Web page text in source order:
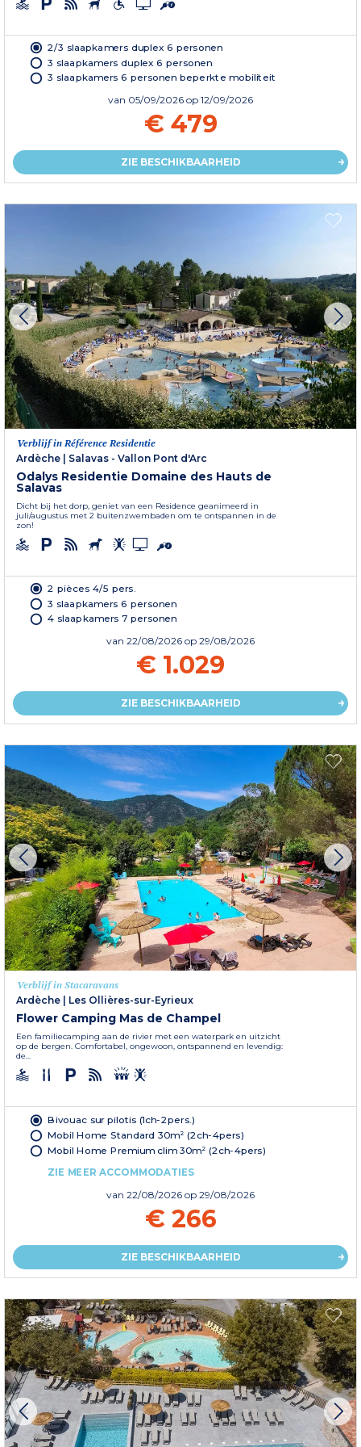
2/3 slaapkamers duplex 6 personen
3 slaapkamers duplex 6 personen
3 slaapkamers 6 personen beperkte mobiliteit
van 05/09/2026 op 12/09/2026
€ 479
ZIE BESCHIKBAARHEID
Verblijf in Référence Residentie
Ardèche
Salavas - Vallon Pont d'Arc
Odalys Residentie Domaine des Hauts de
Salavas
Dicht bij het dorp, geniet van een Residence geanimeerd in
juli/augustus met 2 buitenzwembaden om te ontspannen in de
zon!
2 pièces 4/5 pers.
3 slaapkamers 6 personen
4 slaapkamers 7 personen
van 22/08/2026 op 29/08/2026
€ 1.029
ZIE BESCHIKBAARHEID
Verblijf in Stacaravans
Ardèche | Les Ollières-sur-Eyrieux
Flower Camping Mas de Champel
Een familiecamping aan de rivier met een waterpark en uitzicht
op de bergen. Comfortabel, ongewoon, ontspannend en levendig:
de...
Bivouac sur pilotis (1ch-2pers.)
Mobil Home Standard 30m² (2ch-4pers)
Mobil Home Premium clim 30m² (2ch-4pers)
ZIE MEER ACCOMMODATIES
van 22/08/2026 op 29/08/2026
€ 266
ZIE BESCHIKBAARHEID